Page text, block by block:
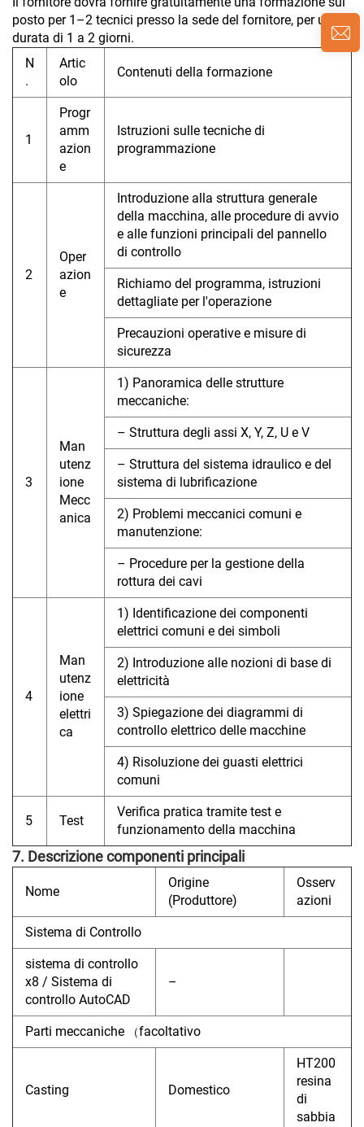
posto per 1–2 tecnici presso la sede del fornitore, per una
durata di 1 a 2 giorni.
N
.
Artic
olo
Contenuti della formazione
1
Progr
amm
azion
e
Istruzioni sulle tecniche di
programmazione
2
Oper
azion
e
Introduzione alla struttura generale
della macchina, alle procedure di avvio
e alle funzioni principali del pannello
di controllo
Richiamo del programma, istruzioni
dettagliate per l'operazione
Precauzioni operative e misure di
sicurezza
3
Man
utenz
ione
Mecc
anica
1) Panoramica delle strutture
meccaniche:
– Struttura degli assi X, Y, Z, U e V
– Struttura del sistema idraulico e del
sistema di lubrificazione
2) Problemi meccanici comuni e
manutenzione:
– Procedure per la gestione della
rottura dei cavi
4
Man
utenz
ione
elettri
ca
1) Identificazione dei componenti
elettrici comuni e dei simboli
2) Introduzione alle nozioni di base di
elettricità
3) Spiegazione dei diagrammi di
controllo elettrico delle macchine
4) Risoluzione dei guasti elettrici
comuni
5 Test
Verifica pratica tramite test e
funzionamento della macchina
7. Descrizione componenti principali
Nome
Origine
(Produttore)
Osserv
azioni
Sistema di Controllo
sistema di controllo
x8 / Sistema di
controllo AutoCAD
–
Parti meccaniche （facoltativo
Casting Domestico
HT200
resina
di
sabbia